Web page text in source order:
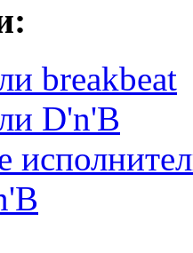
breakbeat
D'n'B